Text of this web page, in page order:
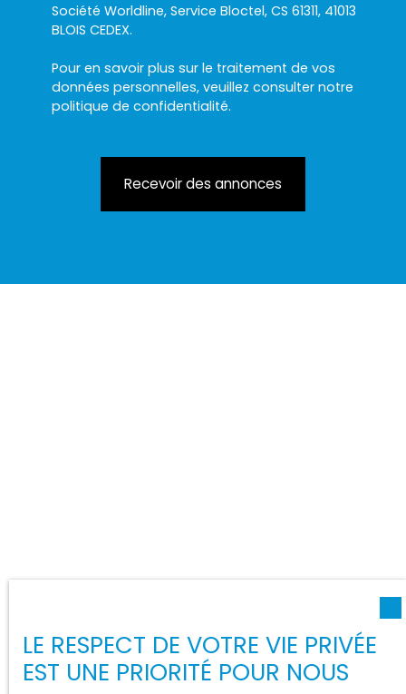
Société Worldline, Service Bloctel, CS 61311, 41013
BLOIS CEDEX.
Pour en savoir plus sur le traitement de vos
données personnelles, veuillez consulter notre
politique de confidentialité.
Recevoir des annonces
LE RESPECT DE VOTRE VIE PRIVÉE
EST UNE PRIORITÉ POUR NOUS